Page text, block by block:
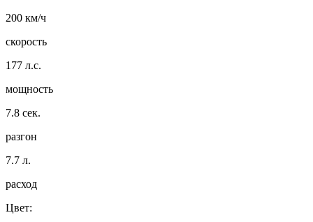
200 км/ч
скорость
177 л.с.
мощность
7.8 сек.
разгон
7.7 л.
расход
Цвет: